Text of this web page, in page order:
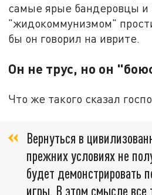
самые ярые бандеровцы и
"жидокоммунизмом"
бы он говорил на иврите.
Он не трус, но он
Что же такого сказал
Вернуться в
прежних условиях не
будет демонстрировать
игры. В этом смысле все